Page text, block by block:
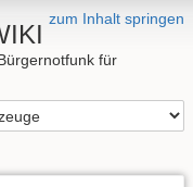
zum Inhalt springen
für